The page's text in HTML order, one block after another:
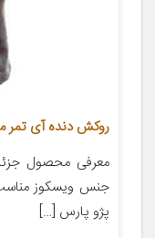
روکش دنده آی تمر
پژو پارس […]